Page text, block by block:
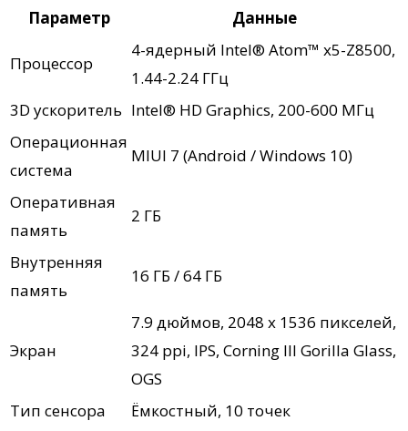
Параметр Данные
Процессор
4-ядерный Intel® Atom™ x5-Z8500,
1.44-2.24 ГГц
3D ускоритель Intel® HD Graphics, 200-600 МГц
Операционная
система
MIUI 7 (Android / Windows 10)
Оперативная
память
2 ГБ
Внутренняя
память
16 ГБ / 64 ГБ
Экран
7.9 дюймов, 2048 x 1536 пикселей,
324 ppi, IPS, Corning III Gorilla Glass,
OGS
Тип сенсора
Ёмкостный, 10 точек